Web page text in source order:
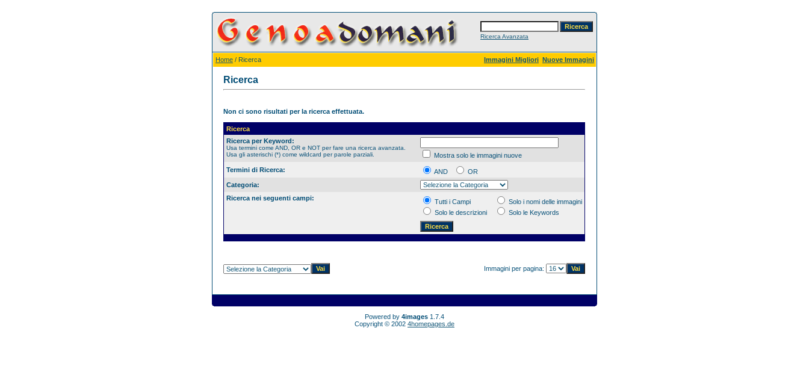
Ricerca Avanzata
Home / Ricerca Immagini Migliori Nuove Immagini
Ricerca
Non ci sono risultati per la ricerca effettuata.
Ricerca
Ricerca per Keyword:
Usa termini come AND, OR e NOT per fare una ricerca avanzata.
Usa gli asterischi (*) come wildcard per parole parziali.
Mostra solo le immagini nuove
Termini di Ricerca:
AND
OR
Categoria:
Ricerca nei seguenti campi:
Tutti i Campi
Solo i nomi delle immagini
Solo le descrizioni
Solo le Keywords
Immagini per pagina:
Powered by 4images 1.7.4
Copyright © 2002 4homepages.de